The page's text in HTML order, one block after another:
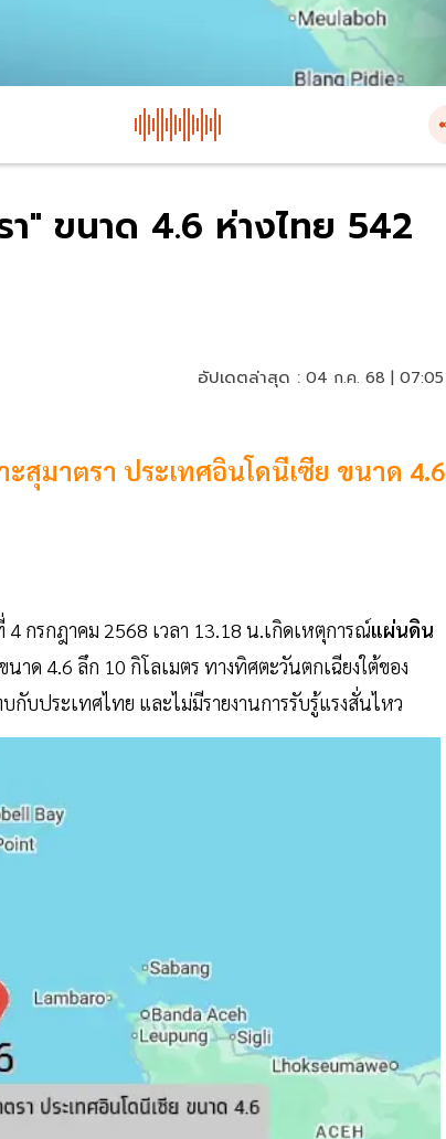
า" ขนาด 4.6 ห่างไทย 542
อัปเดตล่าสุด : 04 ก.ค. 68 |
สุมาตรา ประเทศอินโดนีเซีย ขนาด 4.6
4 กรกฎาคม 2568 เวลา 13.18 น.เกิดเหตุการณ์แผ่นดิน
นาด 4.6 ลึก 10 กิโลเมตร ทางทิศตะวันตกเฉียงใต้ของ
บประเทศไทย และไม่มีรายงานการรับรู้แรงสั่นไหว